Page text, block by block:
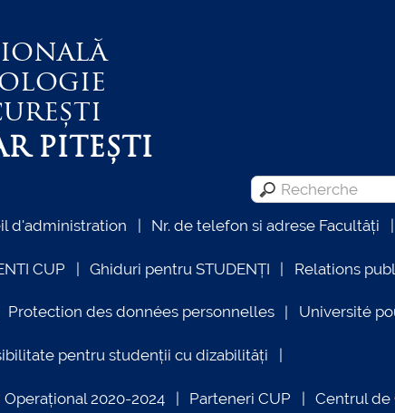
PITEȘTI
d'administration Nr. de telefon si adrese Facultăți
CUP Ghiduri pentru STUDENȚI Relations
Protection des données personnelles Université
pentru studenții cu dizabilități
2020-2024 Parteneri CUP Centrul de